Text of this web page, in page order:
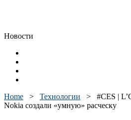
Новости
Home > Технологии > #CES |
Nokia создали «умную» расческу